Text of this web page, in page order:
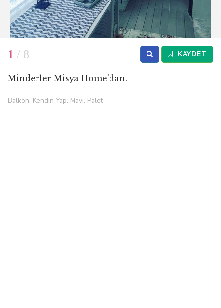
1 / 8 KAYDET
Minderler Misya Home'dan.
Balkon, Kendin Yap, Mavi, Palet